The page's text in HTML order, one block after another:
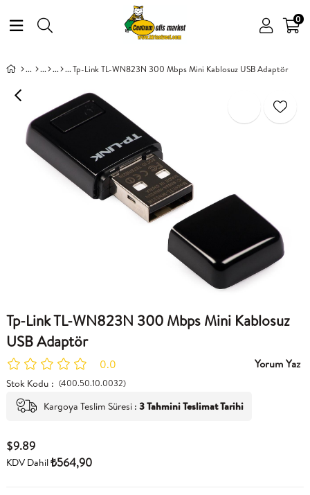
0
Tp-Link TL-WN823N 300 Mbps Mini Kablosuz USB Adaptör
Tp-Link TL-WN823N 300 Mbps Mini Kablosuz
USB Adaptör
0.0 Yorum Yaz
Stok Kodu (400.50.10.0032)
Kargoya Teslim Süresi : 3 Tahmini Teslimat Tarihi
$9.89
KDV Dahil₺564,90